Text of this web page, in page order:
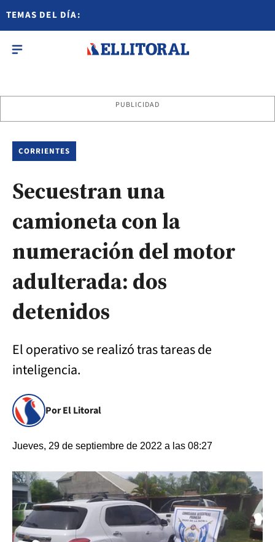
TEMAS DEL DÍA:
PUBLICIDAD
CORRIENTES
Secuestran una
camioneta con la
numeración del motor
adulterada: dos
detenidos
El operativo se realizó tras tareas de
inteligencia.
Por El Litoral
Jueves, 29 de septiembre de 2022 a las 08:27